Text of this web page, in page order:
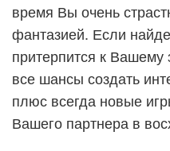
время Вы очень
фантазией. Если
притерпится к Вашему
все шансы создать
плюс всегда новые
Вашего партнера в